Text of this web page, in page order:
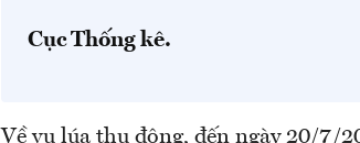
Cục Thống kê.
Về vụ lúa thu đông, đến ngày 20/7/